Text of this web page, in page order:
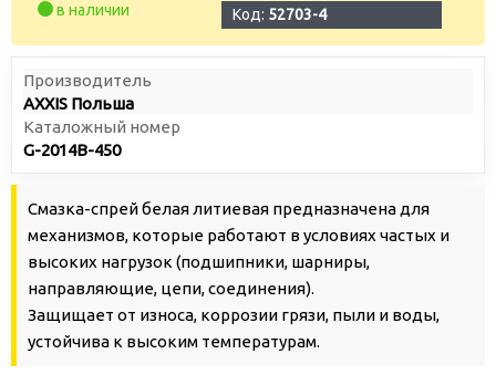
в наличии
Код: 52703-4
Производитель
AXXIS Польша
Каталожный номер
G-2014B-450
Смазка-спрей белая литиевая предназначена для
механизмов, которые работают в условиях частых и
высоких нагрузок (подшипники, шарниры,
направляющие, цепи, соединения).
Защищает от износа, коррозии грязи, пыли и воды,
устойчива к высоким температурам.